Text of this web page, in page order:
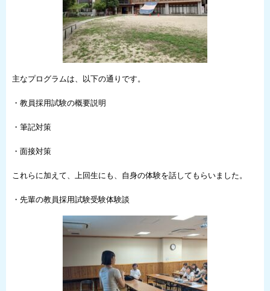
主なプログラムは、以下の通りです。
・教員採用試験の概要説明
・筆記対策
・面接対策
これらに加えて、上回生にも、自身の体験を話してもらいました。
・先輩の教員採用試験受験体験談